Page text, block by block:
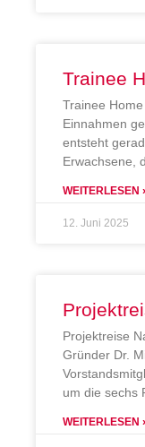
Trainee
Trainee
Einnahmen
entsteht
Erwachsene,
WEITERLESEN
12. Juni 2025
Projektreise
Gründer Dr.
um die sechs
WEITERLESEN